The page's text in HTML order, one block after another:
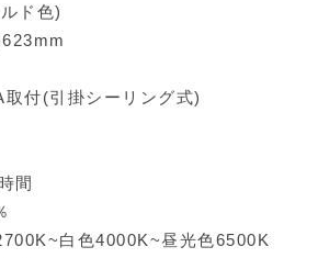
ド色)
付(引掛シーリング式)
間
白色4000K~昼光色6500K